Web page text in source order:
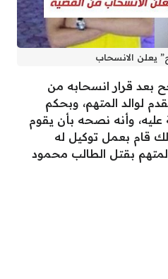
يعلن الانسحاب
بعد قرار انسحابه من
لوالد المتهم، وبحكم
وأنه نصحه بأن يقوم
قام بعمل توكيل له
بقتل الطالب محمود